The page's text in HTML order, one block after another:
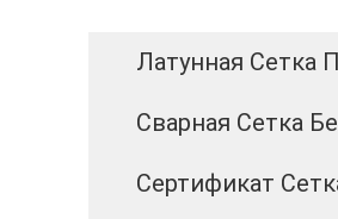
Латунная Сетка
Сварная Сетка
Сертификат